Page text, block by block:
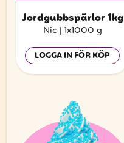
Jordgubbspärlor 1kg
Nic | 1x1000 g
LOGGA IN FÖR KÖP